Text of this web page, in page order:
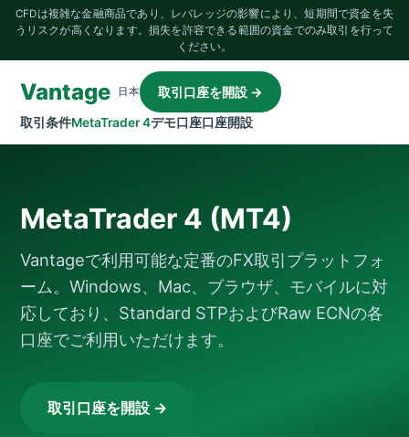
CFDは複雑な金融商品であり、レバレッジの影響により、短期間で資金を失
うリスクが高くなります。損失を許容できる範囲の資金でのみ取引を行って
ください。
Vantage 日本
取引条件MetaTrader 4デモ口座口座開設
取引口座を開設 →
MetaTrader 4 (MT4)
Vantageで利用可能な定番のFX取引プラットフォ
ーム。Windows、Mac、ブラウザ、モバイルに対
応しており、Standard STPおよびRaw ECNの各
口座でご利用いただけます。
取引口座を開設 →